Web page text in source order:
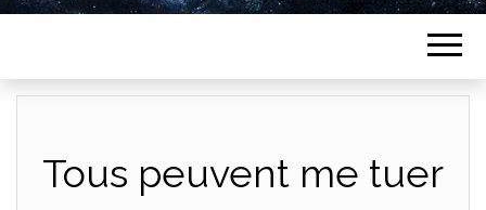
Tous peuvent me tuer